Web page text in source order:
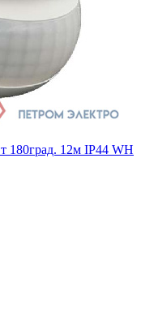
180град. 12м IP44 WH